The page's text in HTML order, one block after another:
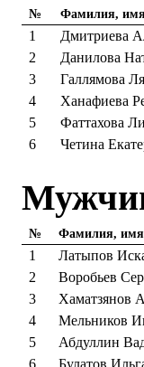
№ Фамилия,
1 Дмитриева
2
Данилова
3
Галлямова
4
Ханафиева
5
Фаттахова
6
Четина
№ Фамилия, имя
1 Латыпов
2
Воробьев
3
Хаматзянов
4
Мельников
5
Абдуллин